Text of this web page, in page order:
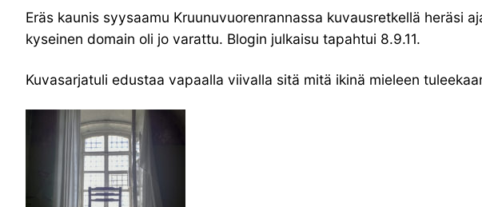
Eräs kaunis syysaamu Kruunuvuorenrannassa kuvausretkellä
kyseinen domain oli jo varattu. Blogin julkaisu tapahtui 8.9.11.
Kuvasarjatuli edustaa vapaalla viivalla sitä mitä ikinä mieleen